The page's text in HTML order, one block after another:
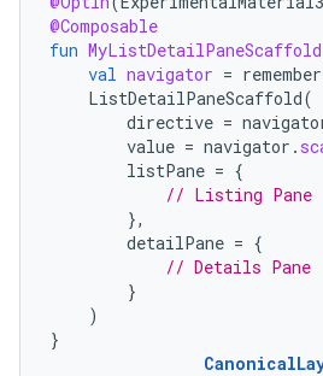
@Composable
fun MyListDetailPaneScaffold
val navigator =
ListDetailPaneScaffold(
directive =
value = navigator .
listPane = {
// Listing Pane
},
detailPane = {
// Details Pane
}
)
}